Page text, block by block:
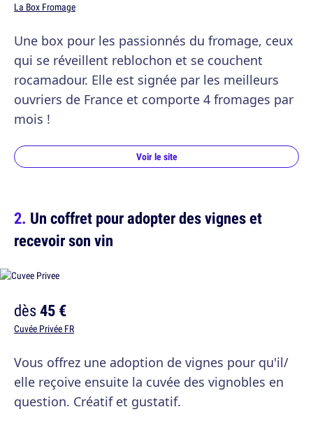
La Box Fromage
Une box pour les passionnés du fromage, ceux
qui se réveillent reblochon et se couchent
rocamadour. Elle est signée par les meilleurs
ouvriers de France et comporte 4 fromages par
mois !
Voir le site
Un coffret pour adopter des vignes et
recevoir son vin
dès45 €
Cuvée Privée FR
Vous offrez une adoption de vignes pour qu'il/
elle reçoive ensuite la cuvée des vignobles en
question. Créatif et gustatif.